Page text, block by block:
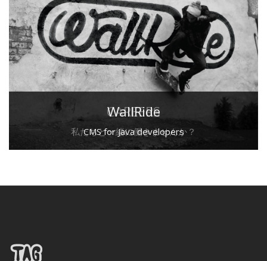
CAREERS
私たちと一緒に働きませんか？
WallRide
CMS for Java developers